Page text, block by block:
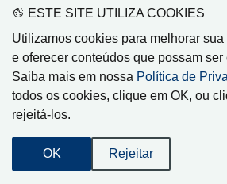
ESTE SITE UTILIZA COOKIES
Utilizamos cookies para melhorar
e oferecer conteúdos que possam ser
Saiba mais em nossa Política de
todos os cookies, clique em OK, ou
rejeitá-los.
OK Rejeitar
(19) 3404-3700
Circulação:
Limeira - SP, Artur Nogueira - SP,
Engenheiro Coelho - SP,
CEP: 13480-005 - Centro -